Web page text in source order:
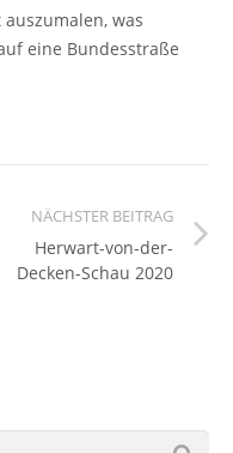
was
eine Bundesstraße
NÄCHSTER BEITRAG
Herwart-von-der-
Decken-Schau 2020